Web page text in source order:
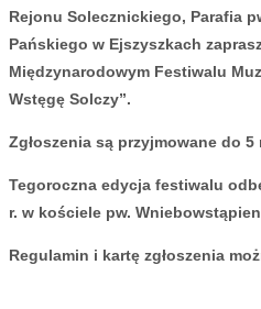
Rejonu Solecznickiego, Parafia
Pańskiego w Ejszyszkach
Międzynarodowym Festiwalu
Wstęgę Solczy”.
Zgłoszenia są przyjmowane do 5
Tegoroczna edycja festiwalu
r. w kościele pw.
Regulamin i kartę zgłoszenia